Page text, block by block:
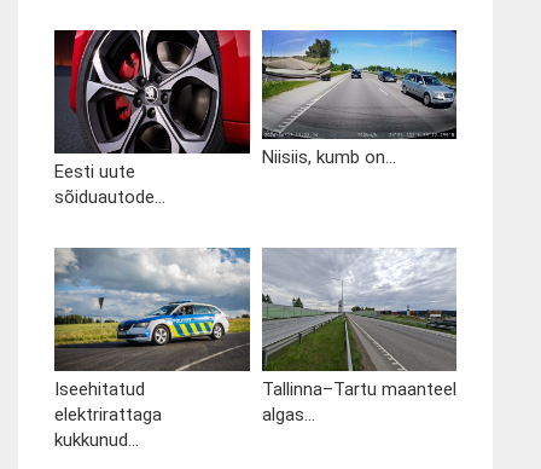
Eesti uute
sõiduautode...
Niisiis, kumb on...
Iseehitatud
elektrirattaga
kukkunud...
Tallinna–Tartu maanteel
algas...